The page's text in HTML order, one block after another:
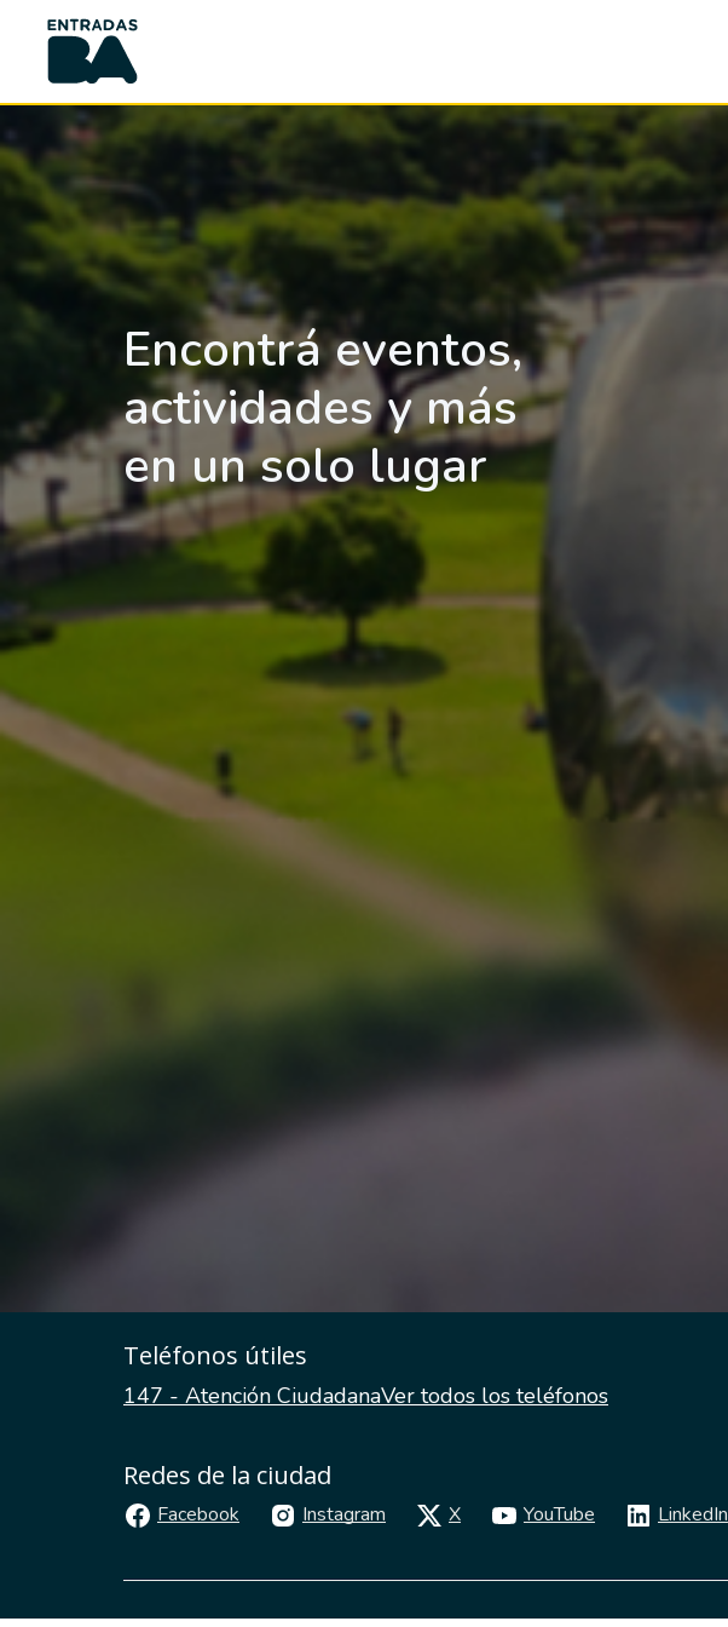
Encontrá eventos,
actividades y más
en un solo lugar
Teléfonos útiles
147 - Atención CiudadanaVer todos los teléfonos
Redes de la ciudad
Facebook Instagram X YouTube LinkedIn